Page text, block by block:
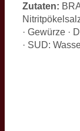
Zutaten:
· Gewürze ·
· SUD: